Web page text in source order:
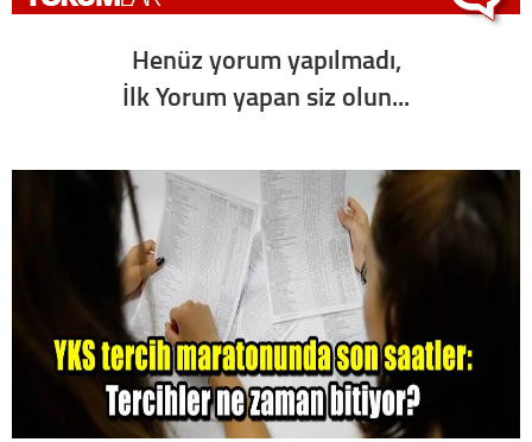
Henüz yorum yapılmadı,
İlk Yorum yapan siz olun...